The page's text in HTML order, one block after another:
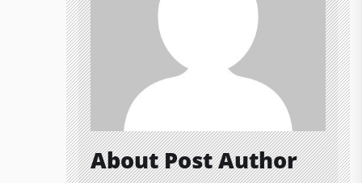
About Post Author